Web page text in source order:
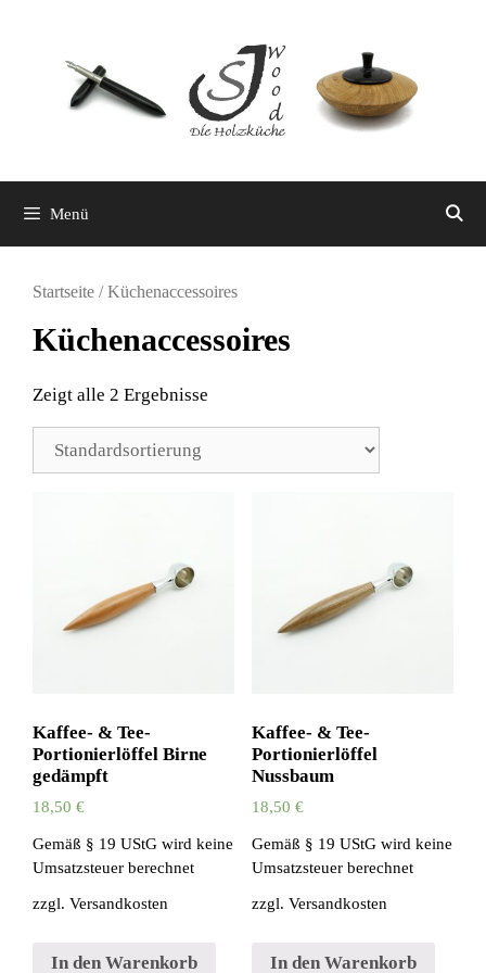
springen
Menü
Startseite / Küchenaccessoires
Küchenaccessoires
Zeigt alle 2 Ergebnisse
Kaffee- & Tee-
Portionierlöffel Birne
gedämpft
18,50 €
Gemäß § 19 UStG wird keine
Umsatzsteuer berechnet
zzgl. Versandkosten
In den Warenkorb
Kaffee- & Tee-
Portionierlöffel
Nussbaum
18,50 €
Gemäß § 19 UStG wird keine
Umsatzsteuer berechnet
zzgl. Versandkosten
In den Warenkorb